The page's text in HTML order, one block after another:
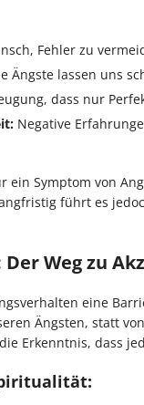
Fehler zu
Ängste lassen uns
dass nur
Negative
Symptom von
führt es
Weg zu
eine
Ängsten, statt
Erkenntnis, dass